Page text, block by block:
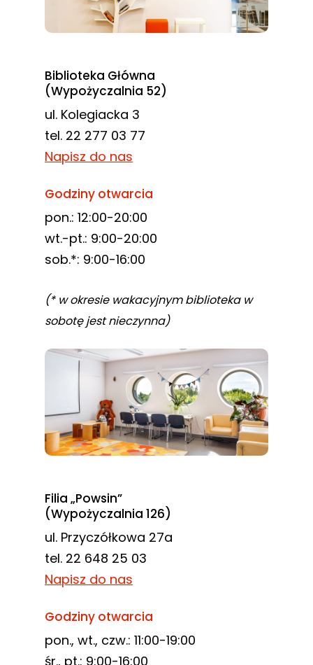
Biblioteka Główna
(Wypożyczalnia 52)
ul. Kolegiacka 3
tel. 22 277 03 77
Napisz do nas
Godziny otwarcia
pon.: 12:00-20:00
wt.-pt.: 9:00-20:00
sob.*: 9:00-16:00
(* w okresie wakacyjnym biblioteka w
sobotę jest nieczynna)
Filia „Powsin”
(Wypożyczalnia 126)
ul. Przyczółkowa 27a
tel. 22 648 25 03
Napisz do nas
Godziny otwarcia
pon., wt., czw.: 11:00-19:00
śr., pt.: 9:00-16:00